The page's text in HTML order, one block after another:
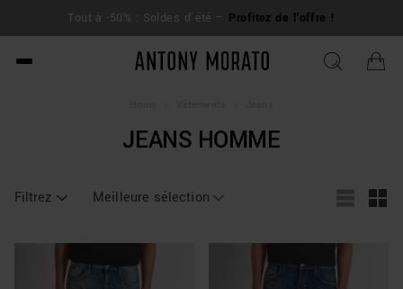
Tout à -50% : Soldes d'été – Profitez de l'offre !
Antony Morato - Official
JEANS HOMME
Filtrez Meilleure sélection